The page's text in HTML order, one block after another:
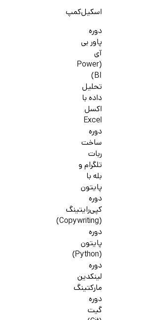
اسکیل‌کمپ
دوره
پاور بی
آی
(Power
BI)
تحلیل
داده با
اکسل
Excel
دوره
ساخت
ربات
تلگرام و
بله با
پایتون
دوره
کپی‌رایتینگ
(Copywriting)
دوره
پایتون
(Python)
دوره
لینکدین
مارکتینگ
دوره
گیت